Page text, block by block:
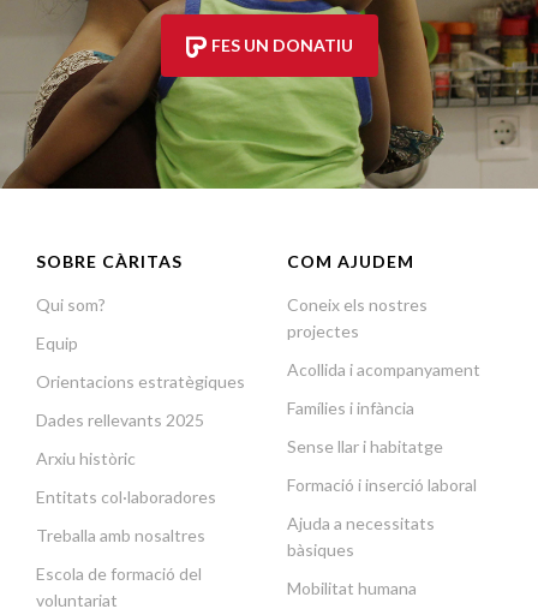
FES UN DONATIU
SOBRE CÀRITAS
Qui som?
Equip
Orientacions estratègiques
Dades rellevants 2025
Arxiu històric
Entitats col·laboradores
Treballa amb nosaltres
Escola de formació del
voluntariat
COM AJUDEM
Coneix els nostres
projectes
Acollida i acompanyament
Famílies i infància
Sense llar i habitatge
Formació i inserció laboral
Ajuda a necessitats
bàsiques
Mobilitat humana